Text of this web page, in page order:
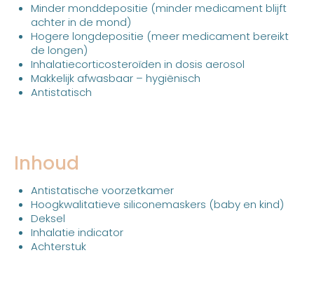
Minder monddepositie (minder medicament blijft
achter in de mond)
Hogere longdepositie (meer medicament bereikt
de longen)
Inhalatiecorticosteroïden in dosis aerosol
Makkelijk afwasbaar – hygiënisch
Antistatisch
Inhoud
Antistatische voorzetkamer
Hoogkwalitatieve siliconemaskers (baby en kind)
Deksel
Inhalatie indicator
Achterstuk